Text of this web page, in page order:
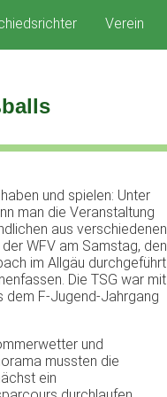
Verein
und spielen: Unter
man die Veranstaltung
aus verschiedenen
WFV am Samstag, den
im Allgäu durchgeführt
Die TSG war mit
dem F-Jugend-Jahrgang
und
mussten die
ein